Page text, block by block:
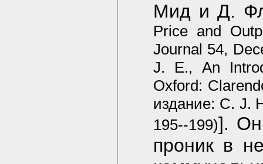
Мид и Д.
Price and
Journal 54,
J. E., An
Oxford:
издание: C. J.
195--199)]. Он
проник в